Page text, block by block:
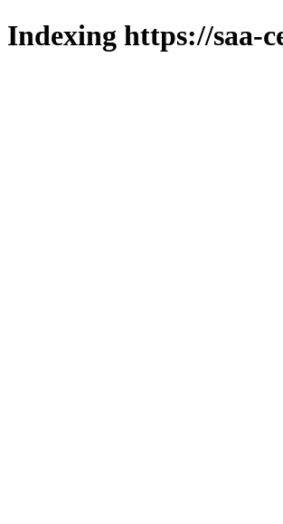
Indexing https://saa-